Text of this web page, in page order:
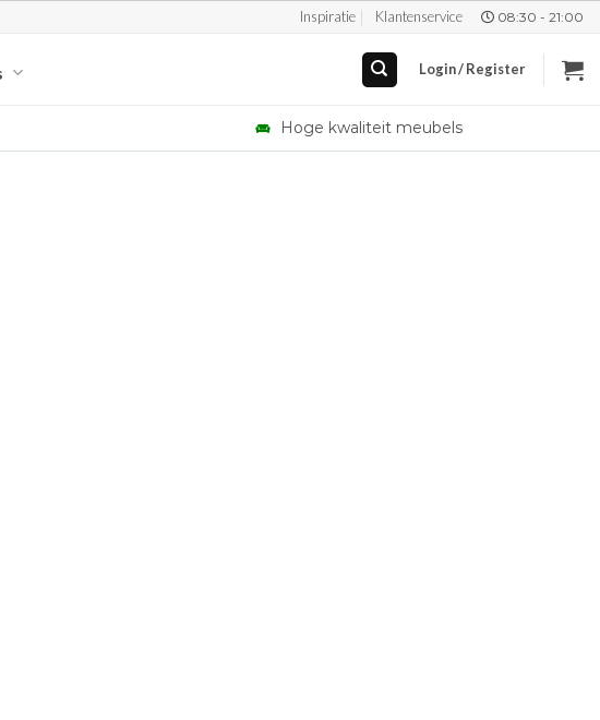
Inspiratie Klantenservice 08:30 - 21:00
Login / Register
Hoge kwaliteit meubels